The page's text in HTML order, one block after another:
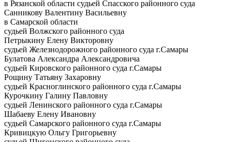
в Рязанской области судьей Спасского районного суда
Санникову Валентину Васильевну
в Самарской области
судьей Волжского районного суда
Петрыкину Елену Викторовну
судьей Железнодорожного районного суда г.Самары
Булатова Александра Александровича
судьей Кировского районного суда г.Самары
Рощину Татьяну Захаровну
судьей Красноглинского районного суда г.Самары
Курочкину Галину Павловну
судьей Ленинского районного суда г.Самары
Шабаеву Елену Ивановну
судьей Самарского районного суда г.Самары
Кривицкую Ольгу Григорьевну